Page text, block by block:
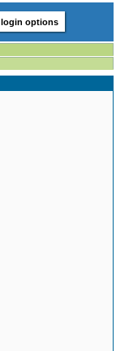
login options